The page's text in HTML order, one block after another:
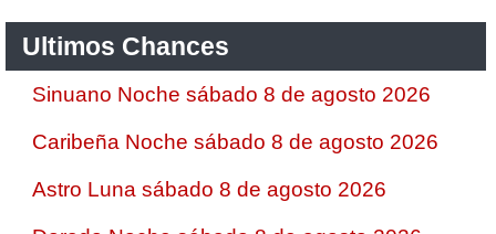
Ultimos Chances
Sinuano Noche sábado 8 de agosto 2026
Caribeña Noche sábado 8 de agosto 2026
Astro Luna sábado 8 de agosto 2026